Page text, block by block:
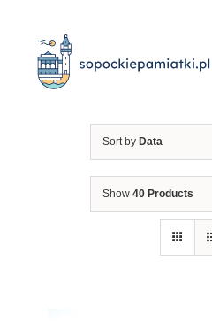
zawartości
Sort by Data
Show 40 Products